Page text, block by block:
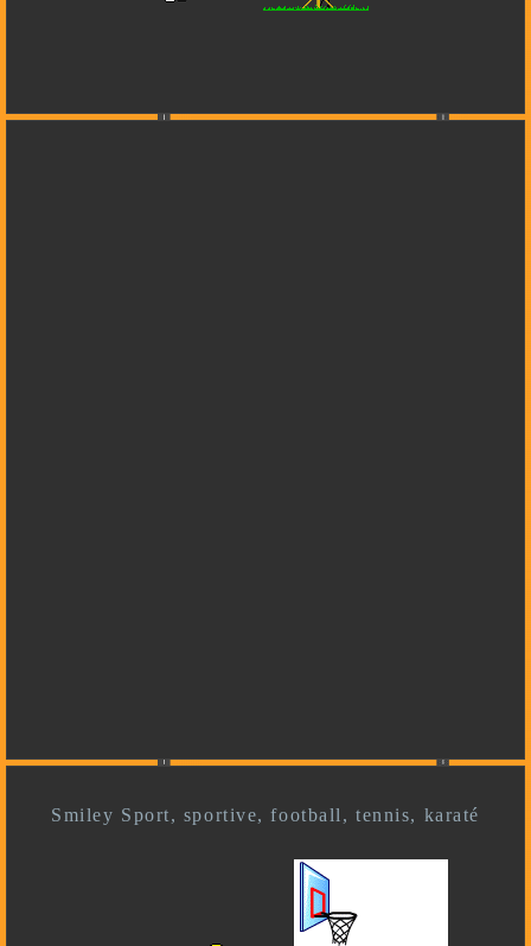
Smiley Sport, sportive, football, tennis, karaté